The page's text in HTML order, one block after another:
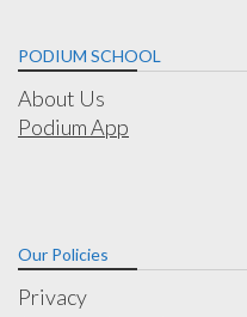
PODIUM SCHOOL
About Us
Podium App
Our Policies
Privacy